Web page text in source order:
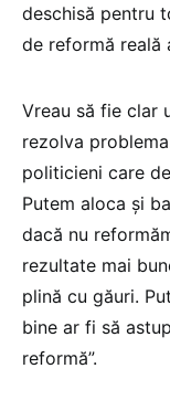
deschisă pentru
de reformă reală
Vreau să fie clar
rezolva
politicieni care
Putem aloca și
dacă nu
rezultate mai
plină cu găuri.
bine ar fi să
reformă”.